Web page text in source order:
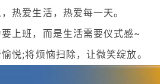
热爱生活，热爱每一天。
上班，而是生活需要仪式感~
悦;将烦恼扫除，让微笑绽放。